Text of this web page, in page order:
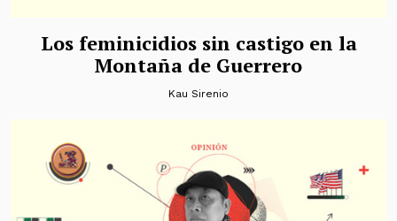
Los feminicidios sin castigo en la
Montaña de Guerrero
Kau Sirenio